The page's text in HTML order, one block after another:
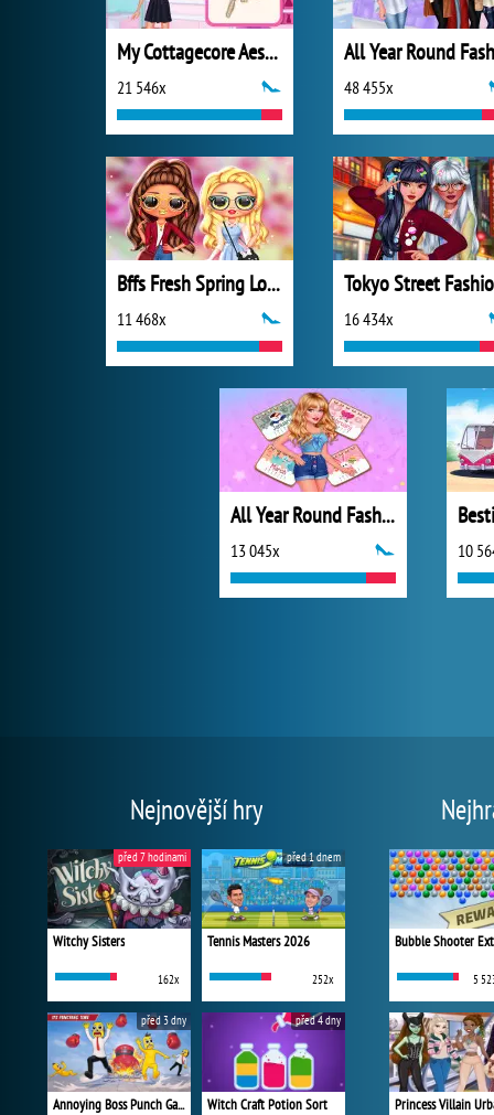
My Cottagecore Aesthetic Look
21 546x 48 455x
Bffs Fresh Spring Look
11 468x
Tokyo Street
16 434x
All Year Round Fashion Addict Star
13 045x 10
Nejnovější hry
Witchy Sisters
162x
před 7 hodinami
Tennis Masters 2026
252x
před 1 dnem
Annoying Boss Punch Game
před 3 dny
Witch Craft Potion Sort
před 4 dny
Bubble Shooter
5